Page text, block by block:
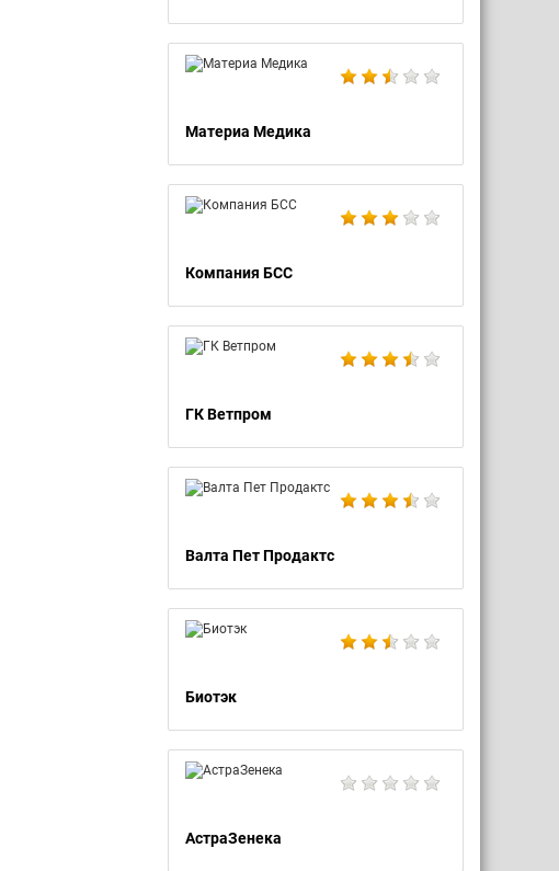
Материа Медика
Компания БСС
ГК Ветпром
Валта Пет Продактс
Биотэк
АстраЗенека